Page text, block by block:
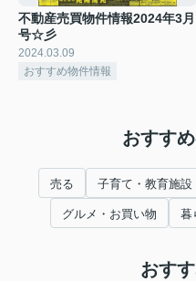
不動産売買物件情報2024年3月
号☆彡
2024.03.09
おすすめ物件情報
おすす
売る 子育て・教育施設
グルメ・お買い物 暮
おす